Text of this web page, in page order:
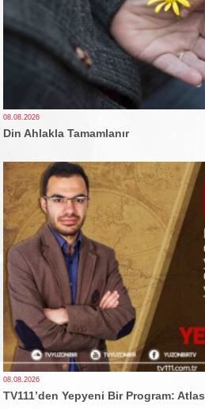
08.08.2026
Din Ahlakla Tamamlanır
08.08.2026
TV111’den Yepyeni Bir Program: Atlas